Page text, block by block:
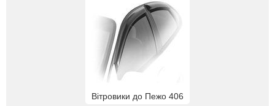
Вітровики до Пежо 406